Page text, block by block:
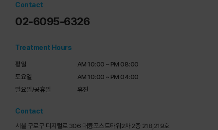
Contact
02-6095-6326
Treatment Hours
평일
토요일
일요일/공휴일
AM 10:00 ~ PM 08:00
AM 10:00 ~ PM 04:00
휴진
Contact
서울 구로구 디지털로 306 대륭포스트타워2차 2층 218,219호